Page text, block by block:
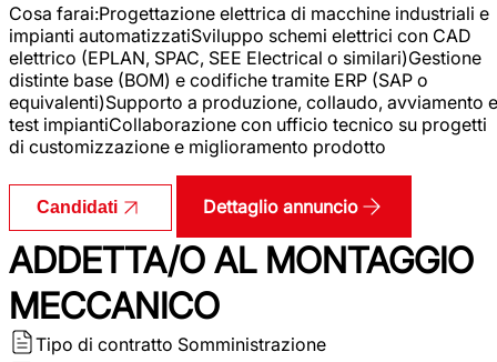
Cosa farai:Progettazione elettrica di macchine industriali e
impianti automatizzatiSviluppo schemi elettrici con CAD
elettrico (EPLAN, SPAC, SEE Electrical o similari)Gestione
distinte base (BOM) e codifiche tramite ERP (SAP o
equivalenti)Supporto a produzione, collaudo, avviamento e
test impiantiCollaborazione con ufficio tecnico su progetti
di customizzazione e miglioramento prodotto
Candidati Dettaglio annuncio
ADDETTA/O AL MONTAGGIO
MECCANICO
Tipo di contratto Somministrazione